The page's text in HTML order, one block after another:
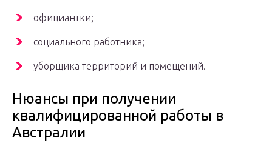
официантки;
социального работника;
уборщика территорий и помещений.
Нюансы при получении
квалифицированной работы в
Австралии